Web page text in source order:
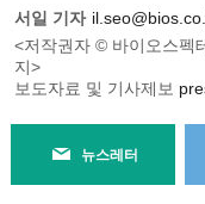
서일 기자
<저작권자 © 바이오스펙
지>
보도자료 및 기사제보
뉴스레터